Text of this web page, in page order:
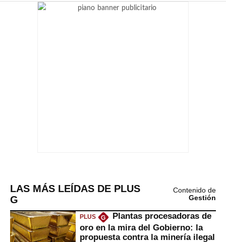
LAS MÁS LEÍDAS DE PLUS
G
Contenido de
Gestión
PLUS G
Plantas procesadoras de
oro en la mira del Gobierno: la
propuesta contra la minería ilegal